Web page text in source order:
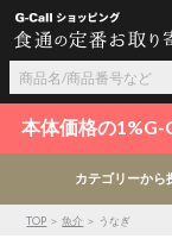
本体価格の1%G-
カテゴリーから
TOP ＞魚介 ＞ うなぎ